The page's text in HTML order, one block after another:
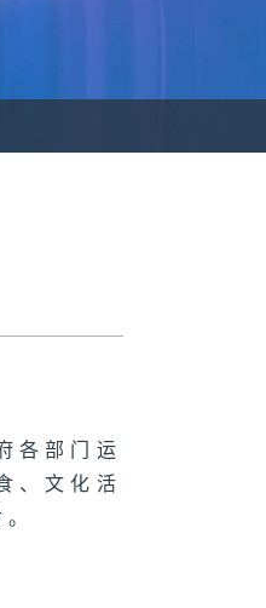
各部门运
、文化活